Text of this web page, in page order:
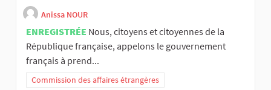
Anissa NOUR
ENREGISTRÉE Nous, citoyens et citoyennes de la
République française, appelons le gouvernement
français à prend...
Commission des affaires étrangères